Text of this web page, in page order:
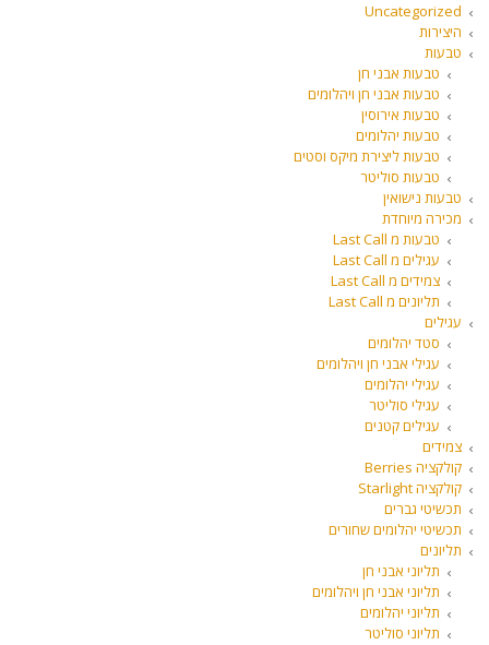
Uncategorized
היצירות
טבעות
טבעות אבני חן
טבעות אבני חן ויהלומים
טבעות אירוסין
טבעות יהלומים
טבעות ליצירת מיקס וסטים
טבעות סוליטר
טבעות נישואין
מכירה מיוחדת
טבעות מ Last Call
עגילים מ Last Call
צמידים מ Last Call
תליונים מ Last Call
עגילים
סטד יהלומים
עגילי אבני חן ויהלומים
עגילי יהלומים
עגילי סוליטר
עגילים קטנים
צמידים
קולקציה Berries
קולקציה Starlight
תכשיטי גברים
תכשיטי יהלומים שחורים
תליונים
תליוני אבני חן
תליוני אבני חן ויהלומים
תליוני יהלומים
תליוני סוליטר